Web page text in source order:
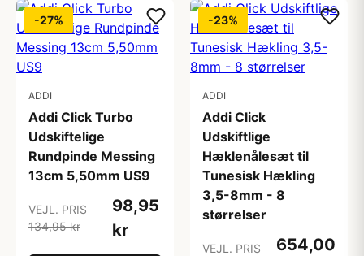
-27%
ADDI
Addi Click Turbo
Udskiftelige
Rundpinde Messing
13cm 5,50mm US9
VEJL. PRIS
134,95 kr
98,95
kr
-23%
ADDI
Addi Click
Udskiftlige
Hæklenålesæt til
Tunesisk Hækling
3,5-8mm - 8
størrelser
VEJL. PRIS
654,00